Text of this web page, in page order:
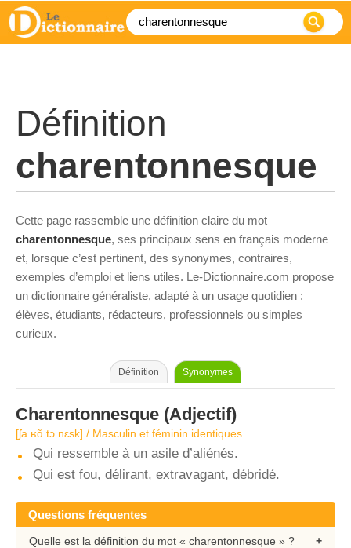
Définition
charentonnesque
Cette page rassemble une définition claire du mot
charentonnesque, ses principaux sens en français moderne
et, lorsque c’est pertinent, des synonymes, contraires,
exemples d’emploi et liens utiles. Le-Dictionnaire.com propose
un dictionnaire généraliste, adapté à un usage quotidien :
élèves, étudiants, rédacteurs, professionnels ou simples
curieux.
Définition Synonymes
Charentonnesque (Adjectif)
[ʃa.ʁɑ̃.tɔ.nɛsk] / Masculin et féminin identiques
Qui ressemble à un asile d’aliénés.
Qui est fou, délirant, extravagant, débridé.
Questions fréquentes
Quelle est la définition du mot « charentonnesque » ?